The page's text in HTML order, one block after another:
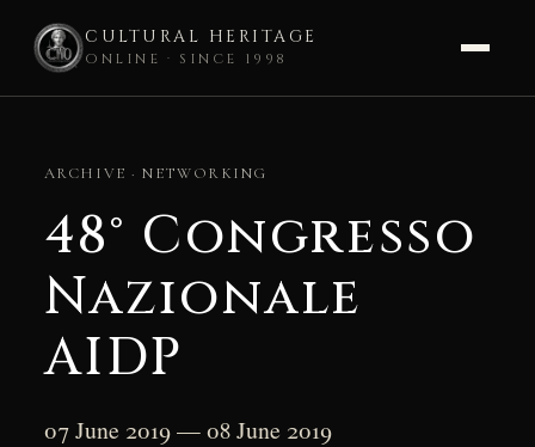
CULTURAL HERITAGE
ONLINE · SINCE 1998
contentARCHIVE · NETWORKING
48° Congresso
Nazionale
AIDP
07 June 2019 — 08 June 2019